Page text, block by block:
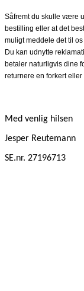
Såfremt du skulle være
bestilling eller at det
muligt meddele det til
Du kan udnytte
betaler naturligvis dine
returnere en forkert eller
Med venlig hilsen
Jesper Reutemann
SE.nr. 27196713
SLIDT OG